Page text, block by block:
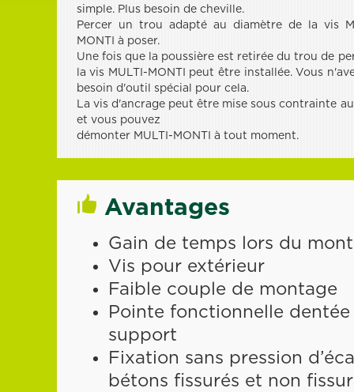
simple. Plus besoin de cheville.
Percer un trou adapté au diamètre de la vis
MONTI à poser.
Une fois que la poussière est retirée du trou de
la vis MULTI-MONTI peut être installée. Vous
besoin d'outil spécial pour cela.
La vis d'ancrage peut être mise sous contrainte
et vous pouvez
démonter MULTI-MONTI à tout moment.
Avantages
Gain de temps lors du
Vis pour extérieur
Faible couple de montage
Pointe fonctionnelle
support
Fixation sans pression
bétons fissurés et non